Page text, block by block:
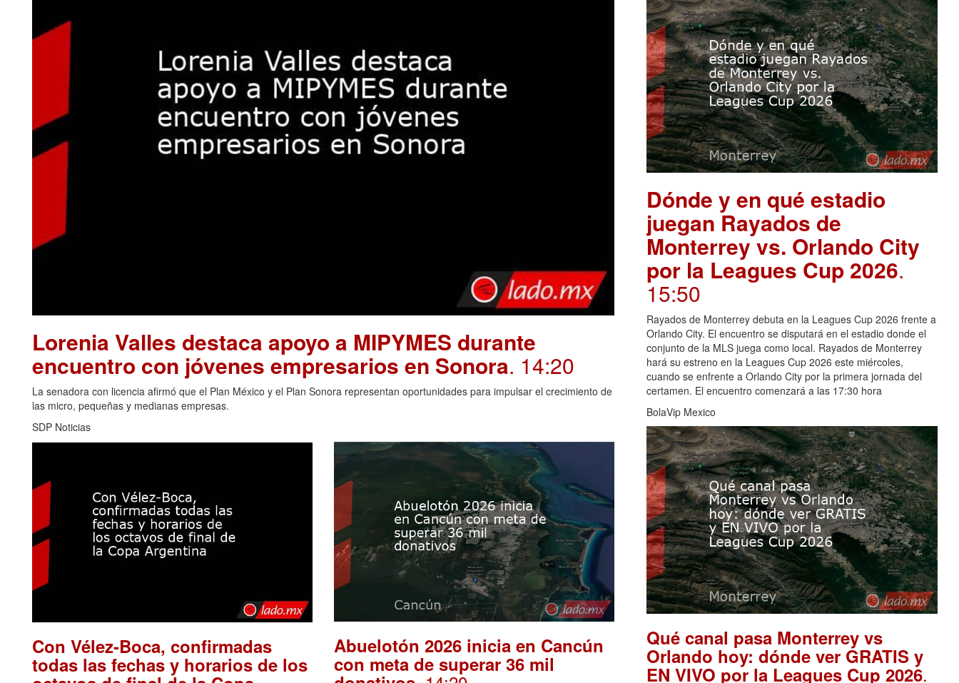
Lorenia Valles destaca apoyo a MIPYMES durante
encuentro con jóvenes empresarios en Sonora. 14:20
La senadora con licencia afirmó que el Plan México y el Plan Sonora representan oportunidades para impulsar el crecimiento de
las micro, pequeñas y medianas empresas.
SDP Noticias
Con Vélez-Boca, confirmadas
todas las fechas y horarios de los
Abuelotón 2026 inicia en Cancún
con meta de superar 36 mil
Dónde y en qué estadio
juegan Rayados de
Monterrey vs. Orlando City
por la Leagues Cup 2026.
15:50
Rayados de Monterrey debuta en la Leagues Cup 2026 frente a
Orlando City. El encuentro se disputará en el estadio donde el
conjunto de la MLS juega como local. Rayados de Monterrey
hará su estreno en la Leagues Cup 2026 este miércoles,
cuando se enfrente a Orlando City por la primera jornada del
certamen. El encuentro comenzará a las 17:30 hora
BolaVip Mexico
Qué canal pasa Monterrey vs
Orlando hoy: dónde ver GRATIS y
EN VIVO por la Leagues Cup 2026.